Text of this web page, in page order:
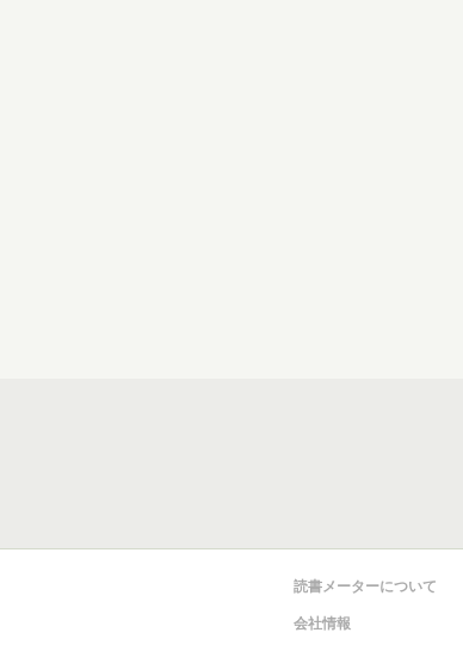
読書メーターについて
会社情報